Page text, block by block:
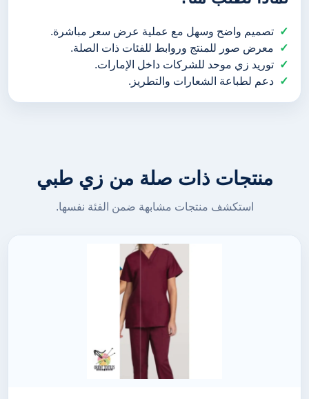
تصميم واضح وسهل مع عملية عرض سعر مباشرة.
معرض صور للمنتج وروابط للفئات ذات الصلة.
توريد زي موحد للشركات داخل الإمارات.
دعم لطباعة الشعارات والتطريز.
منتجات ذات صلة من زي طبي
استكشف منتجات مشابهة ضمن الفئة نفسها.